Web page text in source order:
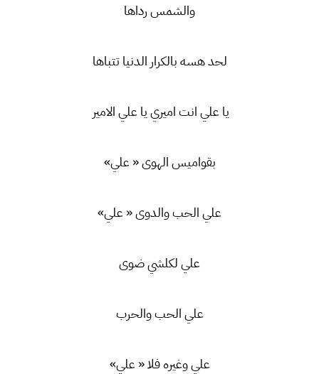
والشمس رداها
لحد هسه بالكرار الدنيا تتباها
يا علي انت اميري يا علي الامير
بقواميس الهوى « علي»
علي الحب والدوى « علي»
علي لكلشي ضوى
علي الحب والحرب
علي وغيره فلا « علي»